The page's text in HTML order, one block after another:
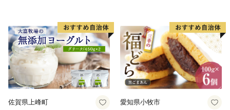
子 菓子 F4N-2298
佐賀県上峰町 愛知県小牧市